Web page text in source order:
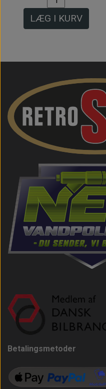
LÆG I KURV
Betalingsmetoder